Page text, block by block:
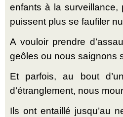
enfants à la
puissent plus se faufiler
A vouloir prendre
geôles ou nous saignons
Et parfois, au bout
d’étranglement, nous
Ils ont entaillé jusqu’au